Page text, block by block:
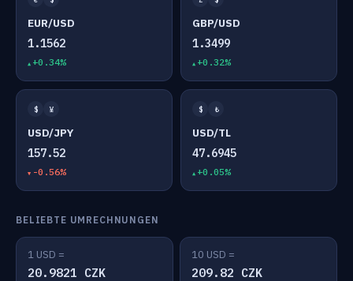
EUR/USD
1.1562
+0.34%
GBP/USD
1.3499
+0.32%
$ ¥
USD/JPY
157.52
-0.56%
$ ₺
USD/TL
47.6945
+0.05%
BELIEBTE UMRECHNUNGEN
1 USD =
20.9821 CZK
10 USD =
209.82 CZK